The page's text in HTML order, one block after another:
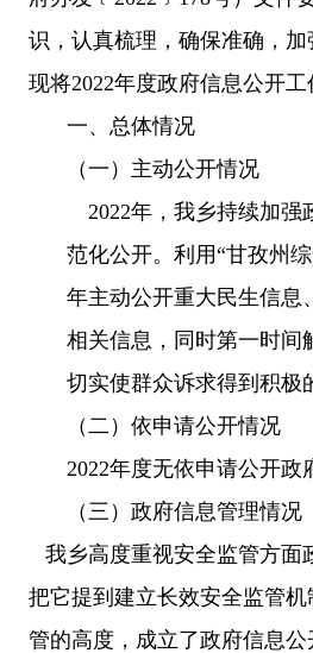
识，认真梳理，确保准确，加
现将2022年度政府信息公开工
一、 总体情况
（一）主动公开情况
2022年，我乡持续加强
范化公开。 利用“甘孜州
年主动公开重大民生信息
相关信息，同时第一时间
切实使群众诉求得到积极
（二）依申请公开情况
2022年度无依申请公开政
（三）政府信息管理情况
我乡高度重视安全监管方面
把它提到建立长效安全监管
管的高度，成立了政府信息